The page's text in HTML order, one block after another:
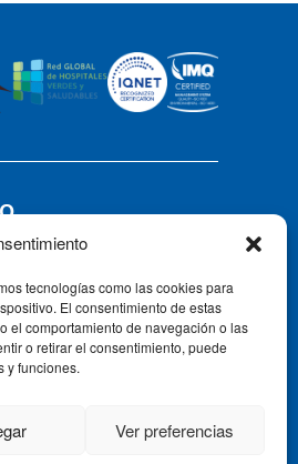
tecnologías como las cookies para
El consentimiento de estas
el comportamiento de navegación o las
o retirar el consentimiento, puede
y funciones.
Ver preferencias
735 57 57 | Fax: 91 735
de la Condesa, 42,
España